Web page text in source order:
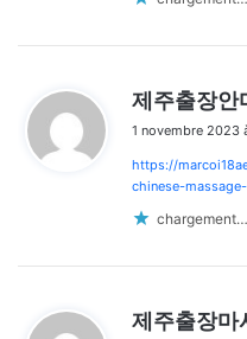
제주출장안
1 novembre 2023
https://
chinese-
chargement…
제주출장마